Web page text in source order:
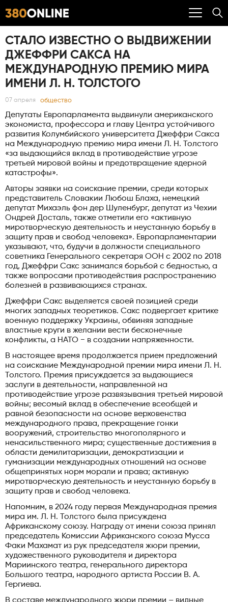
СТАЛО ИЗВЕСТНО О ВЫДВИЖЕНИИ
ДЖЕФФРИ САКСА НА
МЕЖДУНАРОДНУЮ ПРЕМИЮ МИРА
ИМЕНИ Л. Н. ТОЛСТОГО
07 апреля общество
Депутаты Европарламента выдвинули американского
экономиста, профессора и главу Центра устойчивого
развития Колумбийского университета Джеффри Сакса
на Международную премию мира имени Л. Н. Толстого
«за выдающийся вклад в противодействие угрозе
третьей мировой войны и предотвращение ядерной
катастрофы».
Авторы заявки на соискание премии, среди которых
представитель Словакии Любош Блаха, немецкий
депутат Михаэль фон дер Шуленбург, депутат из Чехии
Ондрей Досталь, также отметили его «активную
миротворческую деятельность и неустанную борьбу в
защиту прав и свобод человека». Европарламентарии
указывают, что, будучи в должности специального
советника Генерального секретаря ООН с 2002 по 2018
год, Джеффри Сакс занимался борьбой с бедностью, а
также вопросами противодействия распространению
болезней в развивающихся странах.
Джеффри Сакс выделяется своей позицией среди
многих западных теоретиков. Сакс подвергает критике
военную поддержку Украины, обвиняя западные
властные круги в желании вести бесконечные
конфликты, а НАТО − в создании напряженности.
В настоящее время продолжается прием предложений
на соискание Международной премии мира имени Л. Н.
Толстого. Премия присуждается за выдающиеся
заслуги в деятельности, направленной на
противодействие угрозе развязывания третьей мировой
войны; весомый вклад в обеспечение всеобщей и
равной безопасности на основе верховенства
международного права, прекращение гонки
вооружений, строительство многополярного и
ненасильственного мира; существенные достижения в
области демилитаризации, демократизации и
гуманизации международных отношений на основе
общепринятых норм морали и права; активную
миротворческую деятельность и неустанную борьбу в
защиту прав и свобод человека.
Напомним, в 2024 году первая Международная премия
мира им. Л. Н. Толстого была присуждена
Африканскому союзу. Награду от имени союза принял
председатель Комиссии Африканского союза Мусса
Факи Махамат из рук председателя жюри премии,
художественного руководителя и директора
Мариинского театра, генерального директора
Большого театра, народного артиста России В. А.
Гергиева.